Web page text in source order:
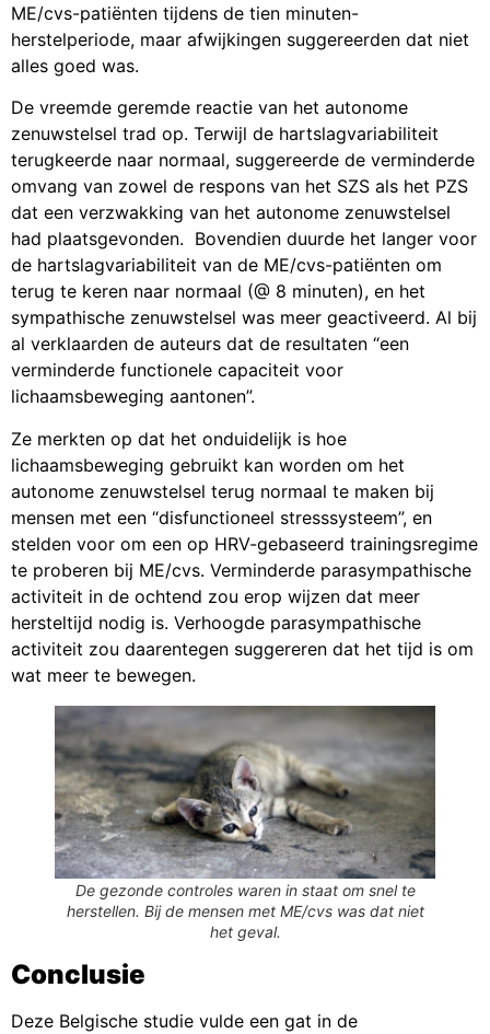
ME/cvs-patiënten tijdens de tien minuten-
herstelperiode, maar afwijkingen suggereerden dat niet
alles goed was.
De vreemde geremde reactie van het autonome
zenuwstelsel trad op. Terwijl de hartslagvariabiliteit
terugkeerde naar normaal, suggereerde de verminderde
omvang van zowel de respons van het SZS als het PZS
dat een verzwakking van het autonome zenuwstelsel
had plaatsgevonden. Bovendien duurde het langer voor
de hartslagvariabiliteit van de ME/cvs-patiënten om
terug te keren naar normaal (@ 8 minuten), en het
sympathische zenuwstelsel was meer geactiveerd. Al bij
al verklaarden de auteurs dat de resultaten “een
verminderde functionele capaciteit voor
lichaamsbeweging aantonen”.
Ze merkten op dat het onduidelijk is hoe
lichaamsbeweging gebruikt kan worden om het
autonome zenuwstelsel terug normaal te maken bij
mensen met een “disfunctioneel stresssysteem”, en
stelden voor om een op HRV-gebaseerd trainingsregime
te proberen bij ME/cvs. Verminderde parasympathische
activiteit in de ochtend zou erop wijzen dat meer
hersteltijd nodig is. Verhoogde parasympathische
activiteit zou daarentegen suggereren dat het tijd is om
wat meer te bewegen.
De gezonde controles waren in staat om snel te
herstellen. Bij de mensen met ME/cvs was dat niet
het geval.
Conclusie
Deze Belgische studie vulde een gat in de